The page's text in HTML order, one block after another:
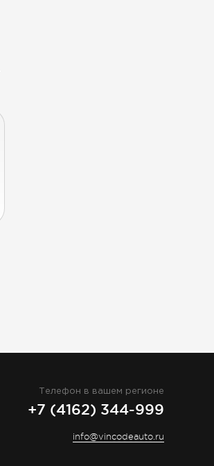
Телефон в вашем регионе
+7 (4162) 344-999
info@vincodeauto.ru